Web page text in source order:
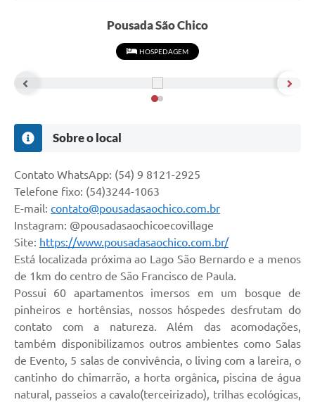
Consórcio Josafaz
Multimídia
Contato
Sala do Empreendedor
Lei Geral de Proteção de dados - LGPD
Acesso à Informação
Turismo em São Chico
Guia Credenciamento Pregao Online Banrisul
Valores Terra Nua-VTN
Pousada São Chico
HOSPEDAGEM
Sobre o local
Contato WhatsApp: (54) 9 8121-2925
Telefone fixo: (54)3244-1063
E-mail: contato@pousadasaochico.com.br
Instagram: @pousadasaochicoecovillage
Site: https://www.pousadasaochico.com.br/
Está localizada próxima ao Lago São Bernardo e a menos
de 1km do centro de São Francisco de Paula.
Possui 60 apartamentos imersos em um bosque de
pinheiros e hortênsias, nossos hóspedes desfrutam do
contato com a natureza. Além das acomodações,
também disponibilizamos outros ambientes como Salas
de Evento, 5 salas de convivência, o living com a lareira, o
cantinho do chimarrão, a horta orgânica, piscina de água
natural, passeios a cavalo(terceirizado), trilhas ecológicas,